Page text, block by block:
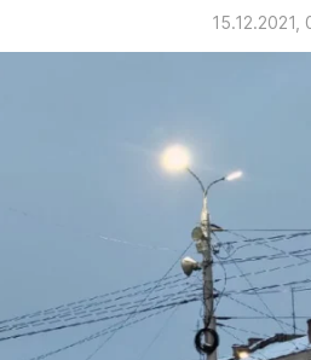
15.12.2021,